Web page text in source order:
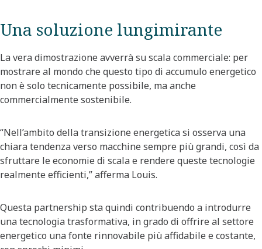
Una soluzione lungimirante
La vera dimostrazione avverrà su scala commerciale: per
mostrare al mondo che questo tipo di accumulo energetico
non è solo tecnicamente possibile, ma anche
commercialmente sostenibile.
“Nell’ambito della transizione energetica si osserva una
chiara tendenza verso macchine sempre più grandi, così da
sfruttare le economie di scala e rendere queste tecnologie
realmente efficienti,” afferma Louis.
Questa partnership sta quindi contribuendo a introdurre
una tecnologia trasformativa, in grado di offrire al settore
energetico una fonte rinnovabile più affidabile e costante,